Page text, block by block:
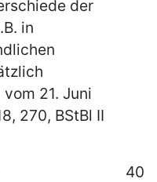
der
in
21. Juni
270, BStBl II
40